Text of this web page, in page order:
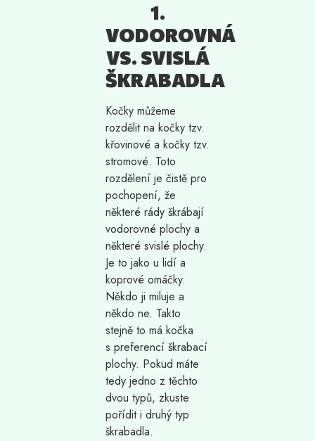
1.
VODOROVNÁ
VS. SVISLÁ
ŠKRABADLA
Kočky můžeme
rozdělit na kočky tzv.
křovinové a kočky tzv.
stromové. Toto
rozdělení je čistě pro
pochopení, že
některé rády škrábají
vodorovné plochy a
některé svislé plochy.
Je to jako u lidí a
koprové omáčky.
Někdo ji miluje a
někdo ne. Takto
stejně to má kočka
s preferencí škrabací
plochy. Pokud máte
tedy jedno z těchto
dvou typů, zkuste
pořídit i druhý typ
škrabadla.